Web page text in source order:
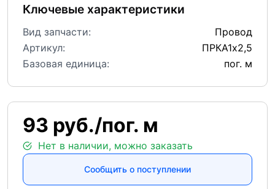
93 руб./пог. м
Нет в наличии, можно заказать
Сообщить о поступлении
Ключевые характеристики
Вид запчасти:
Провод
Артикул:
ПРКА1х2,5
Базовая единица:
пог. м